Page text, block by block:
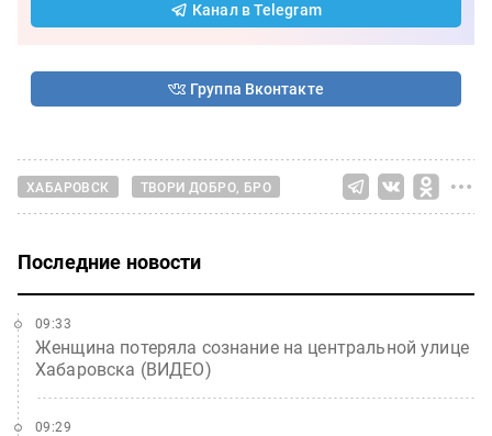
Канал в Telegram
Группа Вконтакте
ХАБАРОВСК ТВОРИ ДОБРО, БРО
Последние новости
Женщина потеряла сознание на центральной улице
Хабаровска (ВИДЕО)
09:33
09:29